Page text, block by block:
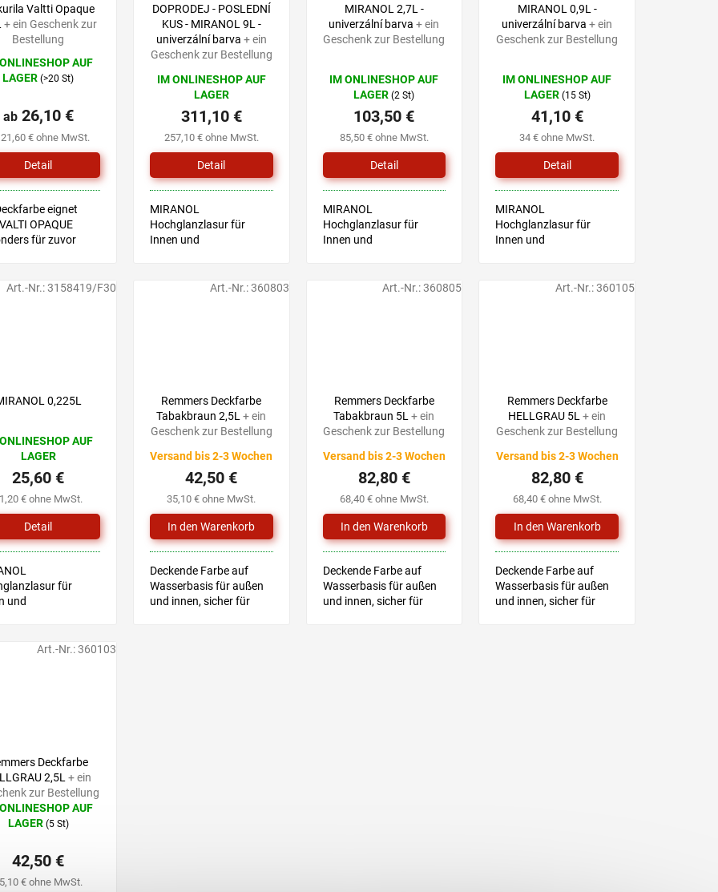
Valtti Opaque
+ ein Geschenk zur
Bestellung
AUF
LAGER(>20 St)
€ ohne MwSt.
ab26,10 €
Detail
eignet
OPAQUE
für zuvor
oder Beizen,
DOPRODEJ - POSLEDNÍ
KUS - MIRANOL 9L -
univerzální barva + ein
Geschenk zur Bestellung
IM ONLINESHOP AUF
LAGER
257,10 € ohne MwSt.
311,10 €
Detail
MIRANOL
Hochglanzlasur für
Innen und
Holzfaser und
MIRANOL 2,7L -
univerzální barva+ ein
Geschenk zur Bestellung
IM ONLINESHOP AUF
LAGER(2 St)
85,50 € ohne MwSt.
103,50 €
Detail
MIRANOL
Hochglanzlasur für
Innen und
Holzfaser und
MIRANOL 0,9L -
univerzální barva+ ein
Geschenk zur Bestellung
IM ONLINESHOP AUF
LAGER (15 St)
34 € ohne MwSt.
41,10 €
Detail
MIRANOL
Hochglanzlasur für
Innen und
Holzfaser und
0,225L
AUF
LAGER
€ ohne MwSt.
25,60 €
Detail
für
und
und
Art.-Nr.:3158419/F30
Remmers Deckfarbe
Tabakbraun 2,5L+ ein
Geschenk zur Bestellung
Versand bis 2-3 Wochen
35,10 € ohne MwSt.
42,50 €
Deckende Farbe auf
Wasserbasis für außen
und innen, sicher für
Art.-Nr.:360803
Remmers Deckfarbe
Tabakbraun 5L+ ein
Geschenk zur Bestellung
Versand bis 2-3 Wochen
68,40 € ohne MwSt.
82,80 €
Deckende Farbe auf
Wasserbasis für außen
und innen, sicher für
Art.-Nr.:360805
Remmers Deckfarbe
HELLGRAU 5L+ ein
Geschenk zur Bestellung
Versand bis 2-3 Wochen
68,40 € ohne MwSt.
82,80 €
Deckende Farbe auf
Wasserbasis für außen
und innen, sicher für
Art.-Nr.:360105
Deckfarbe
2,5L+ ein
zur Bestellung
AUF
LAGER (5 St)
€ ohne MwSt.
42,50 €
Art.-Nr.:360103